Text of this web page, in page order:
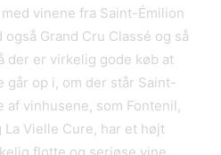
vinene fra Saint-Émilion
Grand Cru Classé og så
der er virkelig gode køb at
går op i, om der står Saint-
af vinhusene, som Fontenil,
La Vielle Cure, har et højt